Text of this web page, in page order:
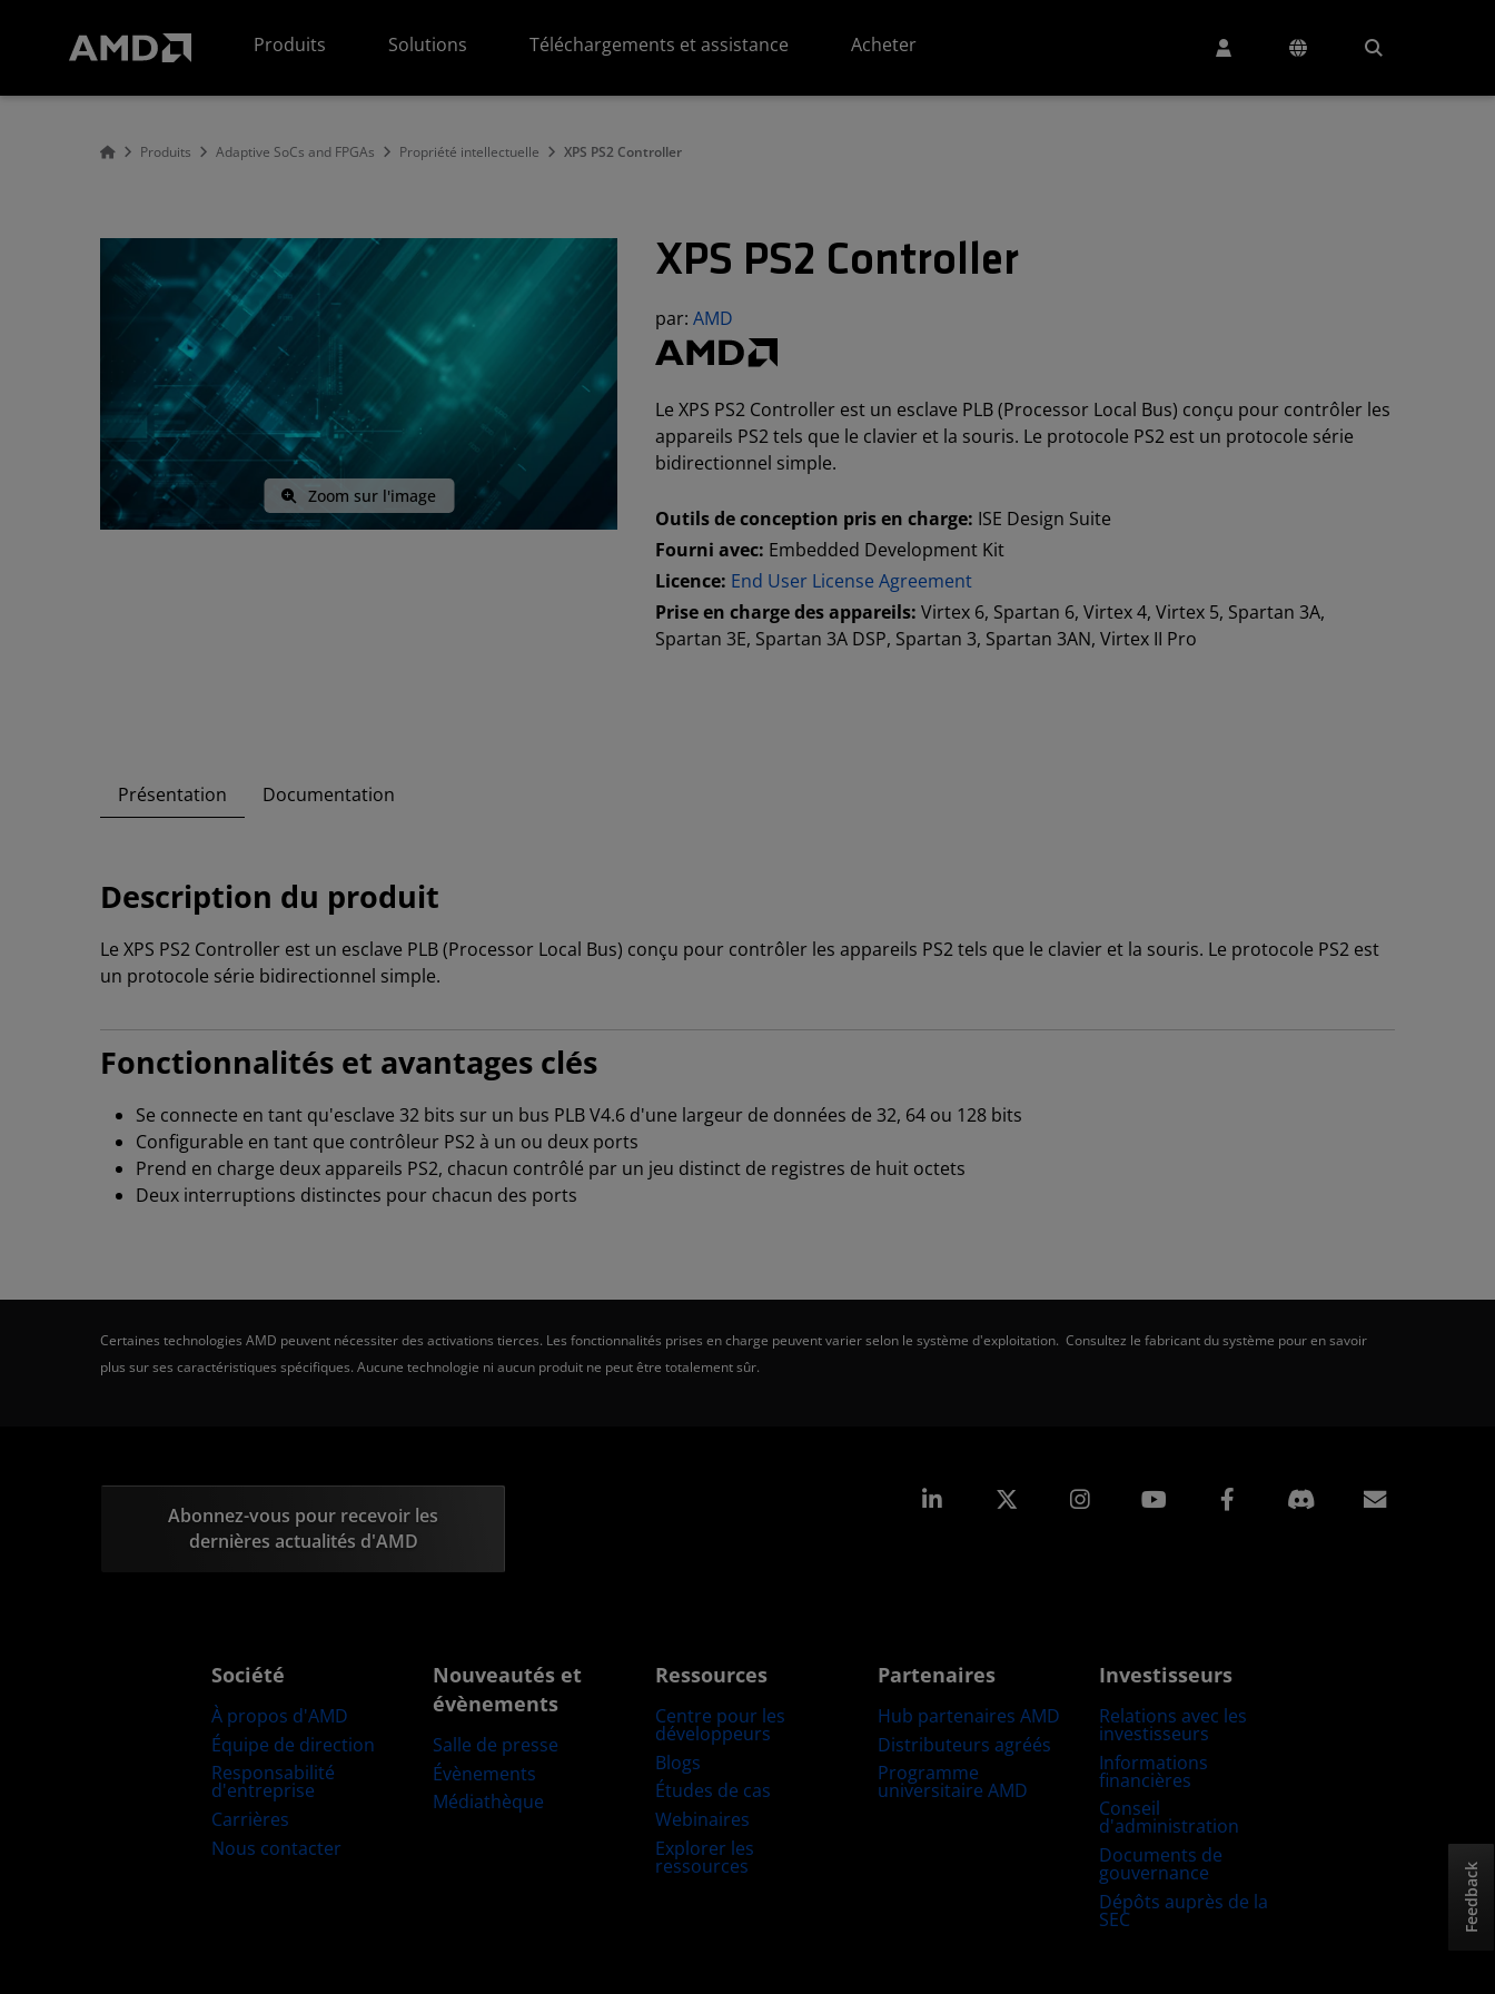
Produits
Solutions Téléchargements et assistance Acheter
Produits Adaptive SoCs and FPGAs Propriété intellectuelle XPS PS2 Controller
Zoom sur l'image
XPS PS2 Controller
par:AMD
Le XPS PS2 Controller est un esclave PLB (Processor Local Bus) conçu pour contrôler les
appareils PS2 tels que le clavier et la souris. Le protocole PS2 est un protocole série
bidirectionnel simple.
Outils de conception pris en charge: ISE Design Suite
Fourni avec: Embedded Development Kit
Licence: End User License Agreement
Prise en charge des appareils:Virtex 6, Spartan 6, Virtex 4, Virtex 5, Spartan 3A,
Spartan 3E, Spartan 3A DSP, Spartan 3, Spartan 3AN, Virtex II Pro
Présentation Documentation
Description du produit
Le XPS PS2 Controller est un esclave PLB (Processor Local Bus) conçu pour contrôler les appareils PS2 tels que le clavier et la souris. Le protocole PS2 est
un protocole série bidirectionnel simple.
Fonctionnalités et avantages clés
Se connecte en tant qu'esclave 32 bits sur un bus PLB V4.6 d'une largeur de données de 32, 64 ou 128 bits
Configurable en tant que contrôleur PS2 à un ou deux ports
Prend en charge deux appareils PS2, chacun contrôlé par un jeu distinct de registres de huit octets
Deux interruptions distinctes pour chacun des ports
Certaines technologies AMD peuvent nécessiter des activations tierces. Les fonctionnalités prises en charge peuvent varier selon le système d'exploitation. Consultez le fabricant du système pour en savoir
plus sur ses caractéristiques spécifiques. Aucune technologie ni aucun produit ne peut être totalement sûr.
Abonnez-vous pour recevoir les
dernières actualités d'AMD
LinkedIn Instagram Facebook
Société
À propos d'AMD
Équipe de direction
Responsabilité
d'entreprise
Carrières
Nous contacter
Nouveautés et
évènements
Salle de presse
Évènements
Médiathèque
Ressources
Centre pour les
développeurs
Blogs
Études de cas
Webinaires
Explorer les
ressources
Partenaires
Hub partenaires AMD
Distributeurs agréés
Programme
universitaire AMD
Investisseurs
Relations avec les
investisseurs
Informations
financières
Conseil
d'administration
Documents de
gouvernance
Dépôts auprès de la
SEC Feedback